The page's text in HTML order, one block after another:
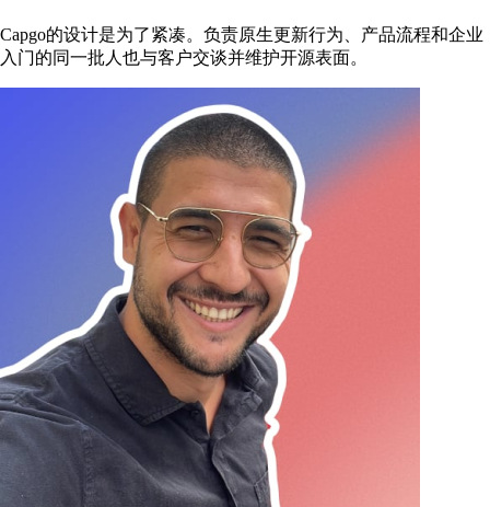
Capgo的设计是为了紧凑。负责原生更新行为、产品流程和企业
入门的同一批人也与客户交谈并维护开源表面。